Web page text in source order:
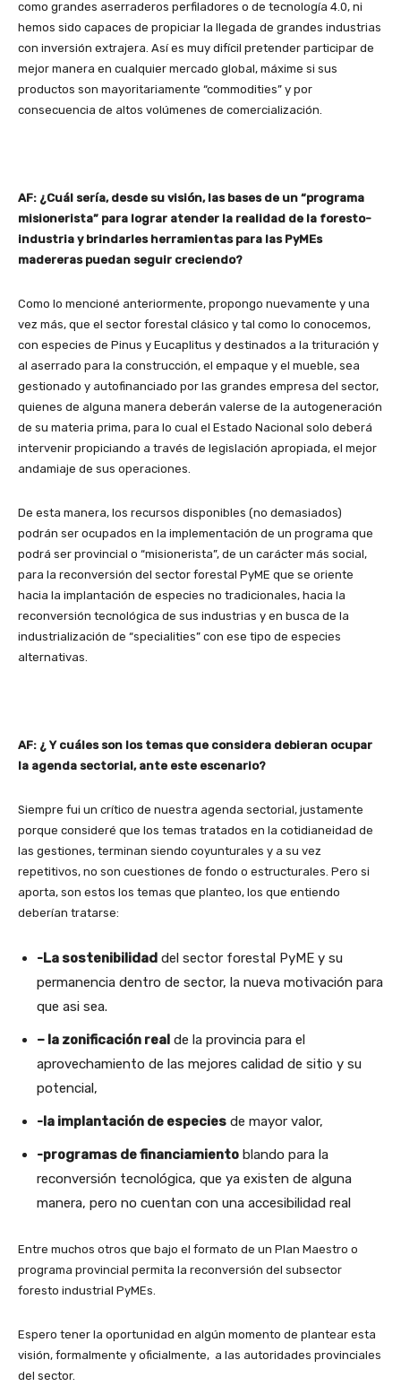
como grandes aserraderos perfiladores o de tecnología 4.0, ni
hemos sido capaces de propiciar la llegada de grandes industrias
con inversión extrajera. Así es muy difícil pretender participar de
mejor manera en cualquier mercado global, máxime si sus
productos son mayoritariamente “commodities” y por
consecuencia de altos volúmenes de comercialización.
AF: ¿Cuál sería, desde su visión, las bases de un “programa
misionerista” para lograr atender la realidad de la foresto-
industria y brindarles herramientas para las PyMEs
madereras puedan seguir creciendo?
Como lo mencioné anteriormente, propongo nuevamente y una
vez más, que el sector forestal clásico y tal como lo conocemos,
con especies de Pinus y Eucaplitus y destinados a la trituración y
al aserrado para la construcción, el empaque y el mueble, sea
gestionado y autofinanciado por las grandes empresa del sector,
quienes de alguna manera deberán valerse de la autogeneración
de su materia prima, para lo cual el Estado Nacional solo deberá
intervenir propiciando a través de legislación apropiada, el mejor
andamiaje de sus operaciones.
De esta manera, los recursos disponibles (no demasiados)
podrán ser ocupados en la implementación de un programa que
podrá ser provincial o “misionerista”, de un carácter más social,
para la reconversión del sector forestal PyME que se oriente
hacia la implantación de especies no tradicionales, hacia la
reconversión tecnológica de sus industrias y en busca de la
industrialización de “specialities” con ese tipo de especies
alternativas.
AF: ¿ Y cuáles son los temas que considera debieran ocupar
la agenda sectorial, ante este escenario?
Siempre fui un crítico de nuestra agenda sectorial, justamente
porque consideré que los temas tratados en la cotidianeidad de
las gestiones, terminan siendo coyunturales y a su vez
repetitivos, no son cuestiones de fondo o estructurales. Pero si
aporta, son estos los temas que planteo, los que entiendo
deberían tratarse:
-La sostenibilidad del sector forestal PyME y su
permanencia dentro de sector, la nueva motivación para
que asi sea.
– la zonificación real de la provincia para el
aprovechamiento de las mejores calidad de sitio y su
potencial,
-la implantación de especies de mayor valor,
-programas de financiamiento blando para la
reconversión tecnológica, que ya existen de alguna
manera, pero no cuentan con una accesibilidad real
Entre muchos otros que bajo el formato de un Plan Maestro o
programa provincial permita la reconversión del subsector
foresto industrial PyMEs.
Espero tener la oportunidad en algún momento de plantear esta
visión, formalmente y oficialmente, a las autoridades provinciales
del sector.